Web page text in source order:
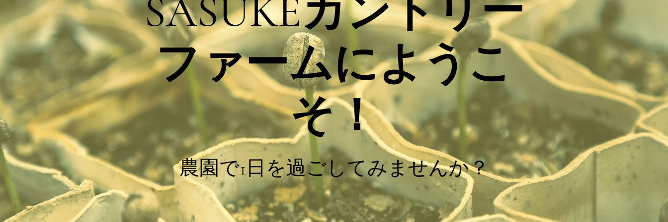
SASUKEカントリー
ファームにようこ
そ！
農園で1日を過ごしてみませんか？